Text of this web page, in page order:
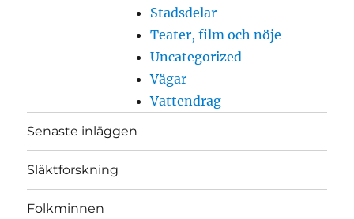
Stadsdelar
Teater, film och nöje
Uncategorized
Vägar
Vattendrag
Senaste inläggen
Släktforskning
Folkminnen